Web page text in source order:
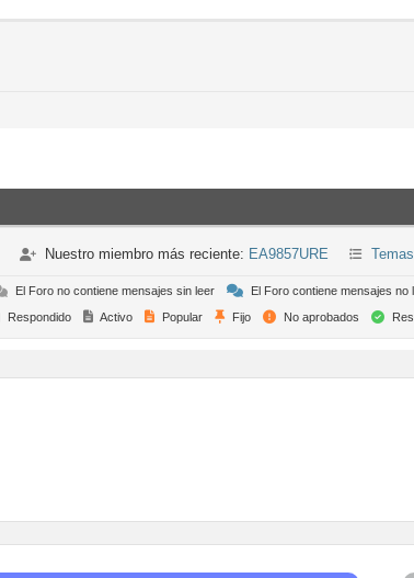
Nuestro miembro más reciente: EA9857URE
El Foro no contiene mensajes sin leer
El Foro contiene mensajes no
Respondido Activo Popular Fijo No aprobados